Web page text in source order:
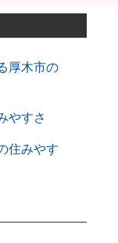
厚木市の
やすさ
住みやす